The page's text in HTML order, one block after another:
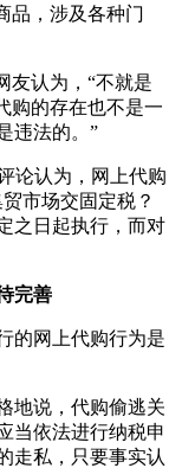
品，涉及各种门
友认为，“不就是
购的存在也不是一
违法的。”
论认为，网上代购
市场交固定税？
之日起执行，而对
完善
的网上代购行为是
地说，代购偷逃关
当依法进行纳税申
走私，只要事实认